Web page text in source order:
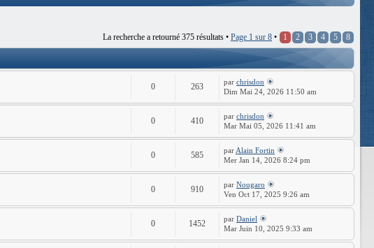
La recherche a retourné 375 résultats • Page 1 sur 8 • 1 2 3 4 5 8
0 263 par chrisdon
Dim Mai 24, 2026 11:50 am
0 410 par chrisdon
Mar Mai 05, 2026 11:41 am
0 585 par Alain Fortin
Mer Jan 14, 2026 8:24 pm
0 910 par Nougaro
Ven Oct 17, 2025 9:26 am
0 1452 par Daniel
Mar Juin 10, 2025 9:33 am